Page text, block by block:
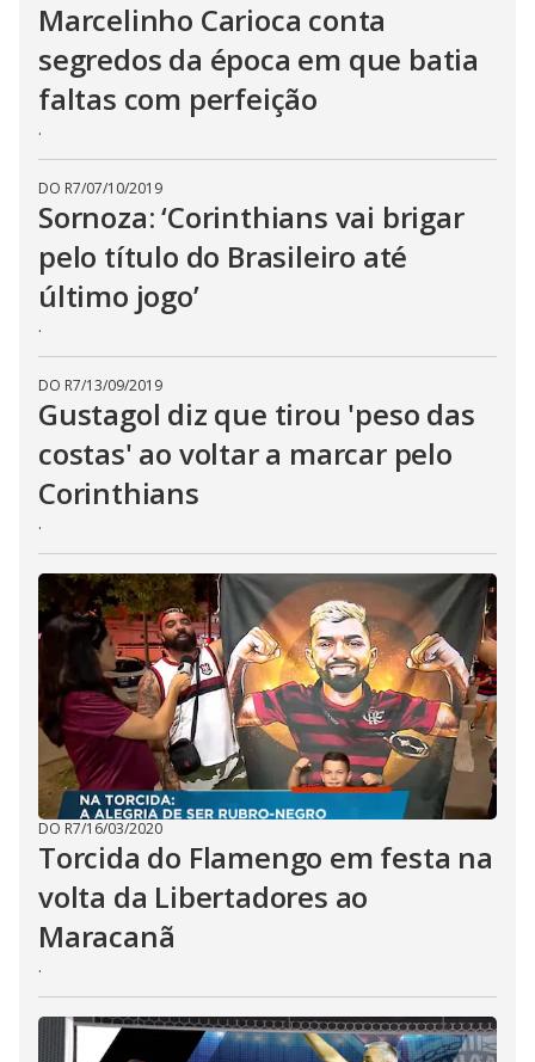
Marcelinho Carioca conta
segredos da época em que batia
faltas com perfeição
.
DO R7/07/10/2019
Sornoza: ‘Corinthians vai brigar
pelo título do Brasileiro até
último jogo’
.
DO R7/13/09/2019
Gustagol diz que tirou 'peso das
costas' ao voltar a marcar pelo
Corinthians
.
DO R7/16/03/2020
Torcida do Flamengo em festa na
volta da Libertadores ao
Maracanã
.